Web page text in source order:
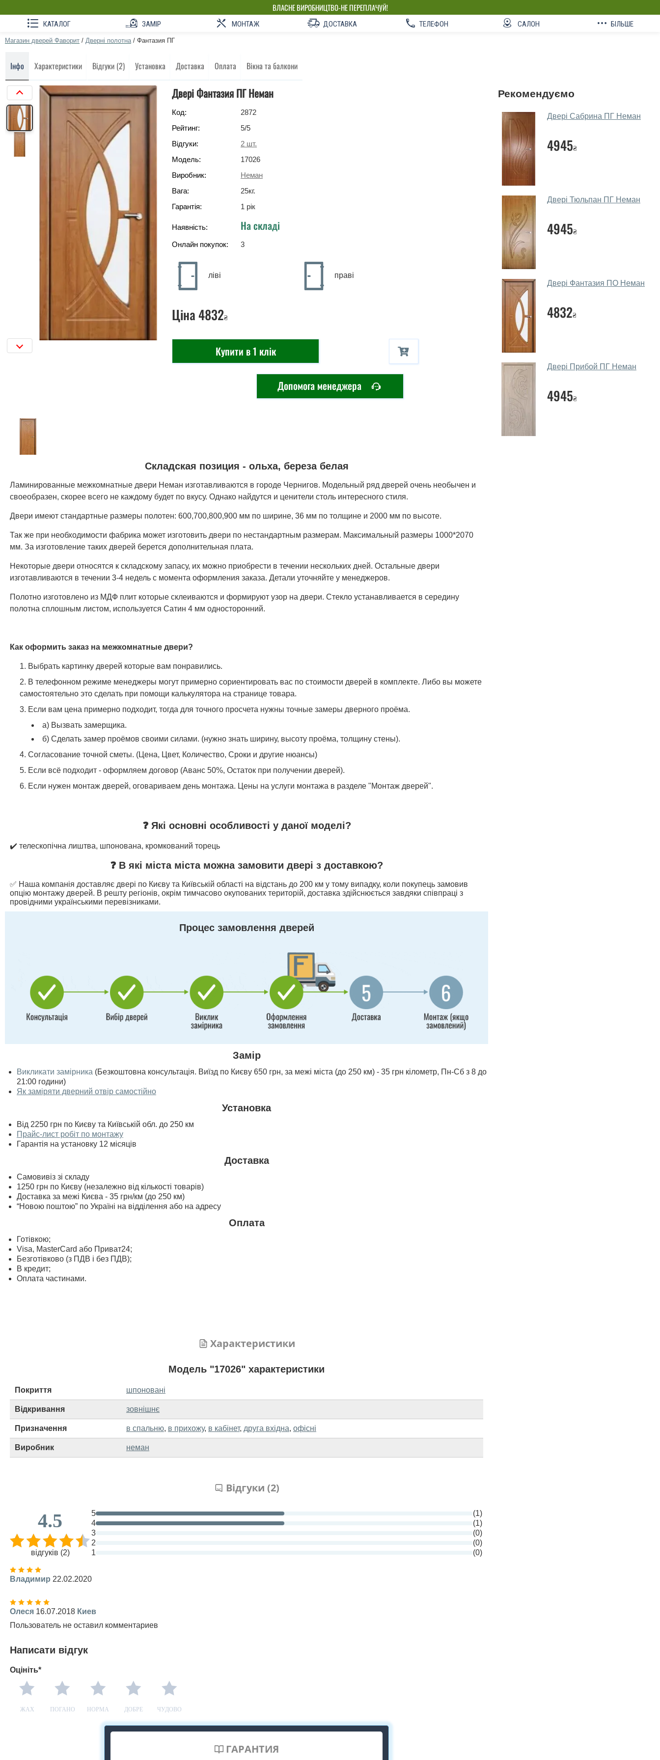
ВЛАСНЕ ВИРОБНИЦТВО-НЕ ПЕРЕПЛАЧУЙ!
КАТАЛОГ ЗАМІР МОНТАЖ ДОСТАВКА ТЕЛЕФОН САЛОН БІЛЬШЕ
Магазин дверей Фаворит / Дверні полотна / Фантазия ПГ
Інфо Характеристики Відгуки (2) Установка Доставка Оплата Вікна та балкони
Двері Фантазия ПГ Неман
Код:
2872
Рейтинг:
5/5
Відгуки:
2 шт.
Модель:
17026
Виробник:
Неман
Вага:
25кг.
Гарантія:
1 рік
Наявність: На складі
Онлайн покупок: 3
ліві праві
Ціна4832₴
Купити в 1 клік
Допомога менеджера
Складская позиция - ольха, береза белая
Ламинированные межкомнатные двери Неман изготавливаются в городе Чернигов. Модельный ряд дверей очень необычен и
своеобразен, скорее всего не каждому будет по вкусу. Однако найдутся и ценители столь интересного стиля.
Двери имеют стандартные размеры полотен: 600,700,800,900 мм по ширине, 36 мм по толщине и 2000 мм по высоте.
Так же при необходимости фабрика может изготовить двери по нестандартным размерам. Максимальный размеры 1000*2070
мм. За изготовление таких дверей берется дополнительная плата.
Некоторые двери относятся к складскому запасу, их можно приобрести в течении нескольких дней. Остальные двери
изготавливаются в течении 3-4 недель с момента оформления заказа. Детали уточняйте у менеджеров.
Полотно изготовлено из МДФ плит которые склеиваются и формируют узор на двери. Стекло устанавливается в середину
полотна сплошным листом, используется Сатин 4 мм односторонний.
Как оформить заказ на межкомнатные двери?
Выбрать картинку дверей которые вам понравились.
В телефонном режиме менеджеры могут примерно сориентировать вас по стоимости дверей в комплекте. Либо вы можете
самостоятельно это сделать при помощи калькулятора на странице товара.
Если вам цена примерно подходит, тогда для точного просчета нужны точные замеры дверного проёма.
а) Вызвать замерщика.
б) Сделать замер проёмов своими силами. (нужно знать ширину, высоту проёма, толщину стены).
Согласование точной сметы. (Цена, Цвет, Количество, Сроки и другие нюансы)
Если всё подходит - оформляем договор (Аванс 50%, Остаток при получении дверей).
Если нужен монтаж дверей, оговариваем день монтажа. Цены на услуги монтажа в разделе "Монтаж дверей".
❓ Які основні особливості у даної моделі?
✔️ телескопічна лиштва, шпонована, кромкований торець
❓ В які міста міста можна замовити двері з доставкою?
✅ Наша компанія доставляє двері по Києву та Київській області на відстань до 200 км у тому випадку, коли покупець замовив
опцію монтажу дверей. В решту регіонів, окрім тимчасово окупованих територій, доставка здійснюється завдяки співпраці з
провідними українськими перевізниками.
Процес замовлення дверей
Замір
Викликати замірника (Безкоштовна консультація. Виїзд по Києву 650 грн, за межі міста (до 250 км) - 35 грн кілометр, Пн-Сб з 8 до
21:00 години)
Як заміряти дверний отвір самостійно
Установка
Від 2250 грн по Києву та Київській обл. до 250 км
Прайс-лист робіт по монтажу
Гарантія на установку 12 місяців
Доставка
Самовивіз зі складу
1250 грн по Києву (незалежно від кількості товарів)
Доставка за межі Києва - 35 грн/км (до 250 км)
“Новою поштою” по Україні на відділення або на адресу
Оплата
Готівкою;
Visa, MasterСard або Приват24;
Безготівково (з ПДВ і без ПДВ);
В кредит;
Оплата частинами.
Характеристики
Модель "17026" характеристики
Покриття шпоновані
Відкривання зовнішнє
Призначення в спальню, в прихожу, в кабінет, друга вхідна, офісні
Виробник неман
Відгуки (2)
4.5
відгуків (2)
5
(1)
4
(1)
3
(0)
2
(0)
1
(0)
Владимир 22.02.2020
Олеся 16.07.2018 Киев
Пользователь не оставил комментариев
Написати відгук
Оцініть*
ЖАХ ПОГАНО НОРМА ДОБРЕ ЧУДОВО
ГАРАНТИЯ
Рекомендуємо
Двері Сабрина ПГ Неман
4945₴
Двері Тюльпан ПГ Неман
4945₴
Двері Фантазия ПО Неман
4832₴
Двері Прибой ПГ Неман
4945₴